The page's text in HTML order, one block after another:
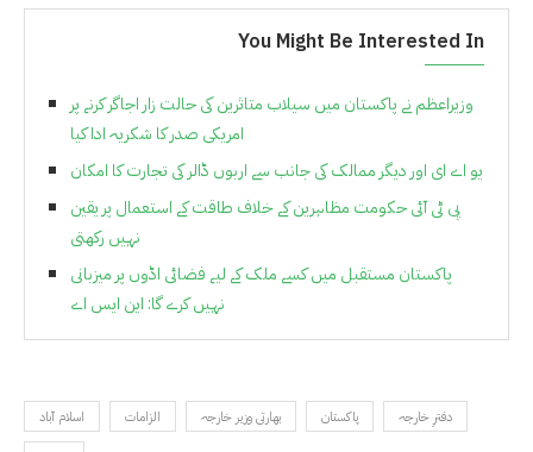
You Might Be Interested In
وزیراعظم نے پاکستان میں سیلاب متاثرین کی حالت زار اجاگر کرنے پر
امریکی صدر کا شکریہ ادا کیا
یو اے ای اور دیگر ممالک کی جانب سے اربوں ڈالر کی تجارت کا امکان
پی ٹی آئی حکومت مظاہرین کے خلاف طاقت کے استعمال پر یقین
نہیں رکھتی
پاکستان مستقبل میں کسے ملک کے لیے فضائی اڈوں پر میزبانی
نہیں کرے گا: این ایس اے
اسلام آباد الزامات بھارتی وزیر خارجہ پاکستان
دفترِ خارجہ